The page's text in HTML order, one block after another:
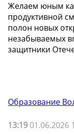
Желаем юным
продуктивной
полон новых
незабываемых
защитники
Образование
13:19 01.06.2026